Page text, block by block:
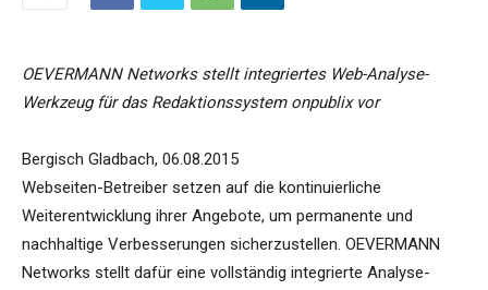
OEVERMANN Networks stellt integriertes Web-Analyse-
Werkzeug für das Redaktionssystem onpublix vor
Bergisch Gladbach, 06.08.2015
Webseiten-Betreiber setzen auf die kontinuierliche
Weiterentwicklung ihrer Angebote, um permanente und
nachhaltige Verbesserungen sicherzustellen. OEVERMANN
Networks stellt dafür eine vollständig integrierte Analyse-